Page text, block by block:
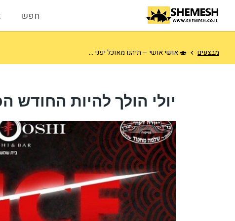
חפש
מבצעים 🍣 אושי אושי – תיהנו מאוכל יפני ...
יולי הולך להיות החודש